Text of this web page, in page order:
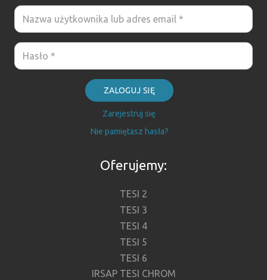
ZALOGUJ SIĘ
Zarejestruj się
Nie pamiętasz hasła?
Oferujemy:
TESI 2
TESI 3
TESI 4
TESI 5
TESI 6
IRSAP TESI CHROM